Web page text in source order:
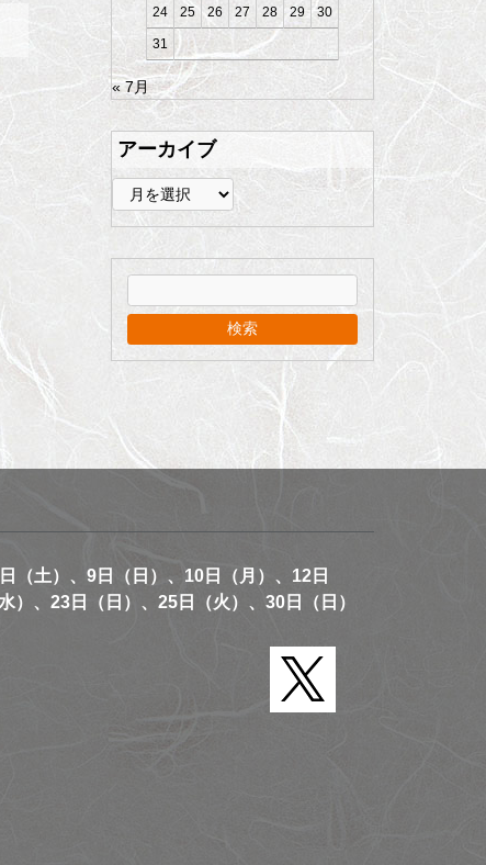
24 25 26 27 28 29 30
31
« 7月
アーカイブ
ア
ー
カ
イ
ブ
（土）、9日（日）、10日（月）、12日
）、23日（日）、25日（火）、30日（日）